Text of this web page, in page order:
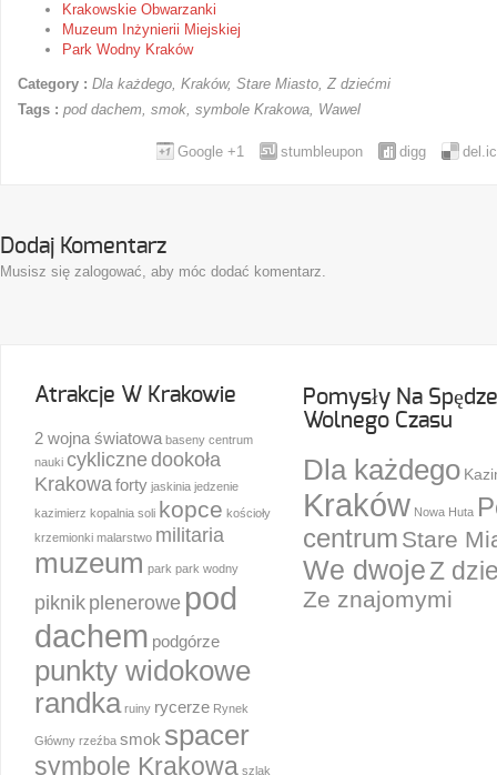
Krakowskie Obwarzanki
Muzeum Inżynierii Miejskiej
Park Wodny Kraków
Category : Dla każdego, Kraków, Stare Miasto, Z dziećmi
Tags : pod dachem, smok, symbole Krakowa, Wawel
digg
stumbleupon
Google +1
Dodaj Komentarz
Musisz się zalogować, aby móc dodać komentarz.
Atrakcje W Krakowie
2 wojna światowa baseny centrum
nauki cyklicznedookoła
Krakowa forty jaskinia jedzenie
kazimierz kopalnia soli kopce kościoły
krzemionki malarstwo militaria
muzeum park park wodny
piknikplenerowe pod
dachem podgórze
punkty widokowe
randka ruiny rycerze Rynek
Główny rzeźba smok spacer
symbole Krakowa szlak
Pomysły Na
Wolnego Czasu
Dla każdego
Kraków Nowa Huta
centrum Stare
We dwojeZ
Ze znajomymi